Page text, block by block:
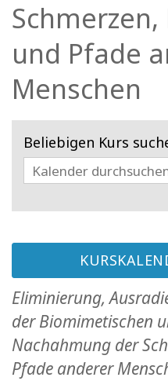
SUCHE
und Pfade
Menschen
Beliebigen Kurs
Eliminierung,
der Biomimetischen
Nachahmung der
Pfade anderer